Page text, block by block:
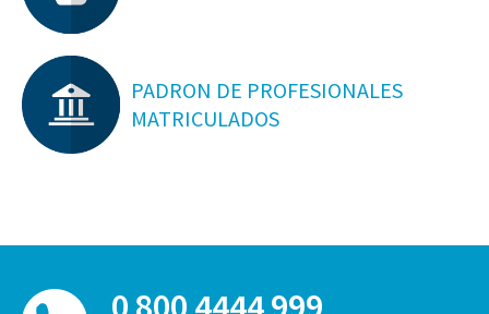
PADRON DE PROFESIONALES
MATRICULADOS